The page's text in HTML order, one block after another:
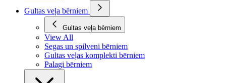
Gultas veļa bērniem
Gultas veļa bērniem
View All
Segas un spilveni bērniem
Gultas veļas komplekti bērniem
Palagi bērniem